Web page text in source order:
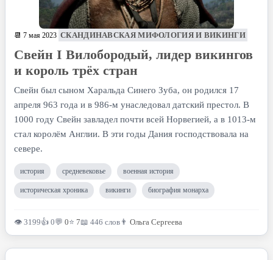
📆 7 мая 2023 СКАНДИНАВСКАЯ МИФОЛОГИЯ И ВИКИНГИ
Свейн I Вилобородый, лидер викингов
и король трёх стран
Свейн был сыном Харальда Синего Зуба, он родился 17
апреля 963 года и в 986-м унаследовал датский престол. В
1000 году Свейн завладел почти всей Норвегией, а в 1013-м
стал королём Англии. В эти годы Дания господствовала на
севере.
история средневековье военная история
историческая хроника викинги биография монарха
👁 3199👍 0💬 0⭐ 7📖 446 слов 👨 Ольга Сергеева